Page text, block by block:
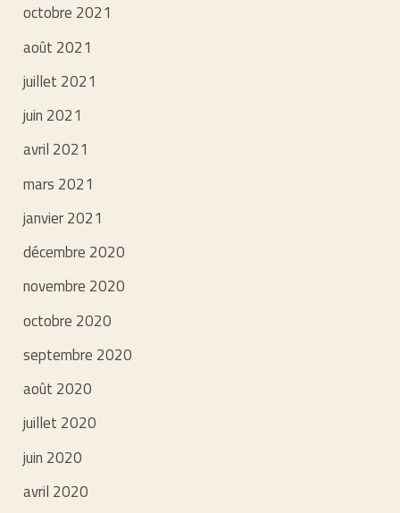
octobre 2021
août 2021
juillet 2021
juin 2021
avril 2021
mars 2021
janvier 2021
décembre 2020
novembre 2020
octobre 2020
septembre 2020
août 2020
juillet 2020
juin 2020
avril 2020